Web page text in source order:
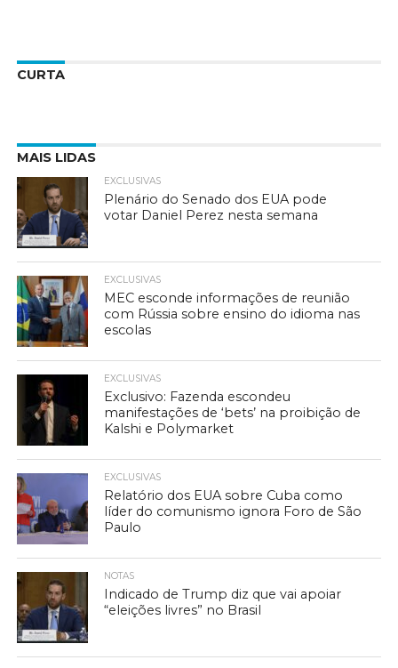
CURTA
MAIS LIDAS
EXCLUSIVAS
Plenário do Senado dos EUA pode
votar Daniel Perez nesta semana
EXCLUSIVAS
MEC esconde informações de reunião
com Rússia sobre ensino do idioma nas
escolas
EXCLUSIVAS
Exclusivo: Fazenda escondeu
manifestações de ‘bets’ na proibição de
Kalshi e Polymarket
EXCLUSIVAS
Relatório dos EUA sobre Cuba como
líder do comunismo ignora Foro de São
Paulo
NOTAS
Indicado de Trump diz que vai apoiar
“eleições livres” no Brasil